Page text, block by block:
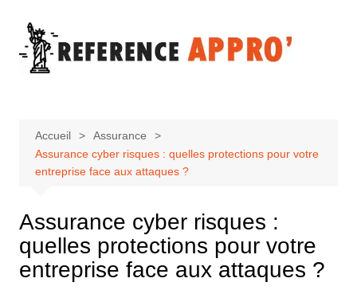
contenu
Accueil
Assurance
Assurance cyber risques : quelles protections pour votre
entreprise face aux attaques ?
Assurance cyber risques :
quelles protections pour votre
entreprise face aux attaques ?